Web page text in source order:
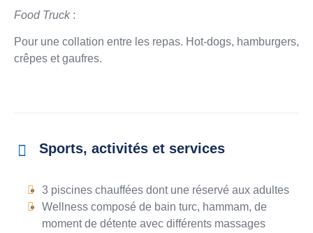
Food Truck:
Pour une collation entre les repas. Hot-dogs, hamburgers,
crêpes et gaufres.
Sports, activités et services
3 piscines chauffées dont une réservé aux adultes
Wellness composé de bain turc, hammam, de
moment de détente avec différents massages